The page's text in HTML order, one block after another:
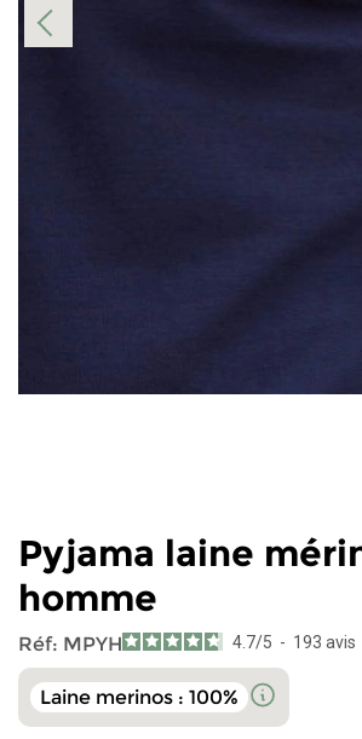
Pyjama laine
homme
Réf: MPYH 4.7/5 - 193 avis
Laine merinos : 100%
S 68 cm 50 cm 69 cm
XXL 76 cm 63 cm 82 cm